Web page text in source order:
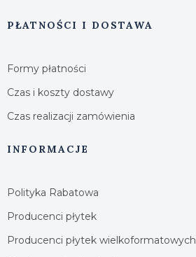
PŁATNOŚCI I DOSTAWA
Formy płatności
Czas i koszty dostawy
Czas realizacji zamówienia
INFORMACJE
Polityka Rabatowa
Producenci płytek
Producenci płytek wielkoformatowych